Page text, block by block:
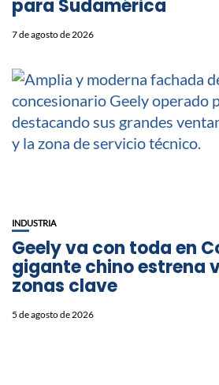
para Sudamérica
7 de agosto de 2026
INDUSTRIA
Geely va con toda en
gigante chino estrena
zonas clave
5 de agosto de 2026